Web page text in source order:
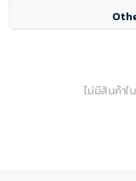
ไม่มีสินค้า